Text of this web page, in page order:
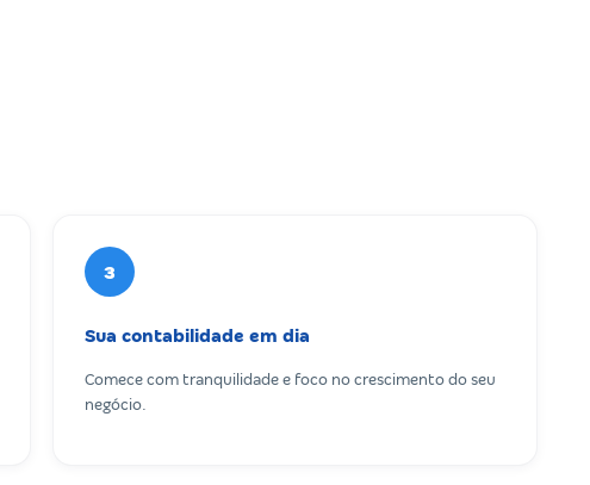
3
Sua contabilidade em dia
Comece com tranquilidade e foco no crescimento do seu
negócio.